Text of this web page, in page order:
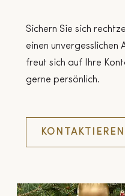
Sichern Sie sich
einen unvergesslichen
freut sich auf Ihre
gerne persönlich.